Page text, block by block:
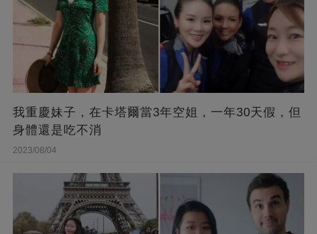
我重慶妹子，在卡塔爾當3年空姐，一年30天假，但
身體還是吃不消
2023/08/04